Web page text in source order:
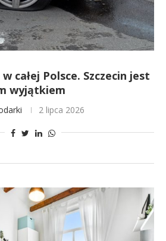
całej Polsce. Szczecin jest
wyjątkiem
2 lipca 2026